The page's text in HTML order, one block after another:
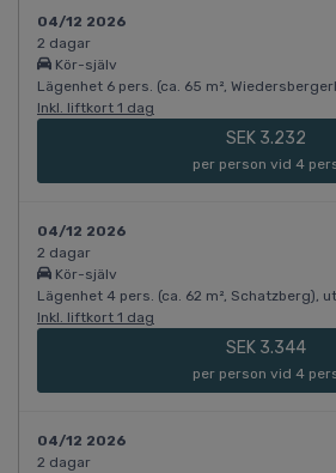
04/12 2026
2 dagar
Kör-själv
Lägenhet 6 pers. (ca. 65 m²,
Inkl. liftkort 1 dag
SEK 3.232
per person vid 4
04/12 2026
2 dagar
Kör-själv
Lägenhet 4 pers. (ca. 62 m², Schatzberg),
Inkl. liftkort 1 dag
SEK 3.344
per person vid 4
04/12 2026
2 dagar